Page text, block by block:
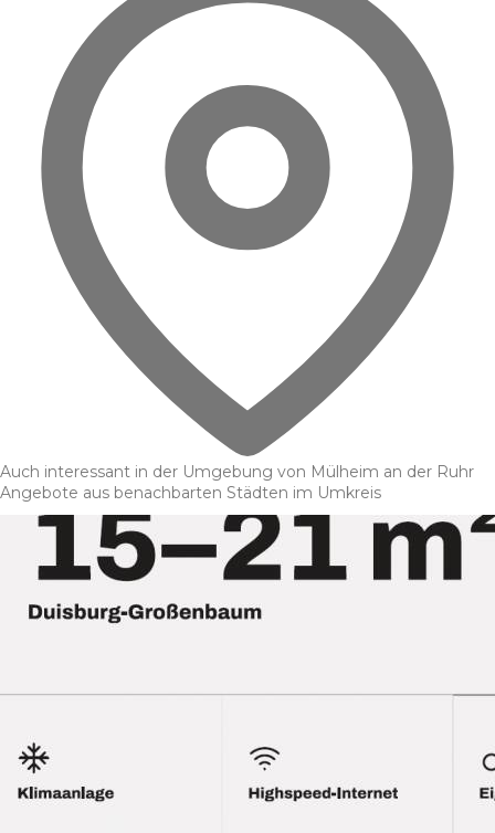
Auch interessant in der Umgebung von Mülheim an der Ruhr
Angebote aus benachbarten Städten im Umkreis